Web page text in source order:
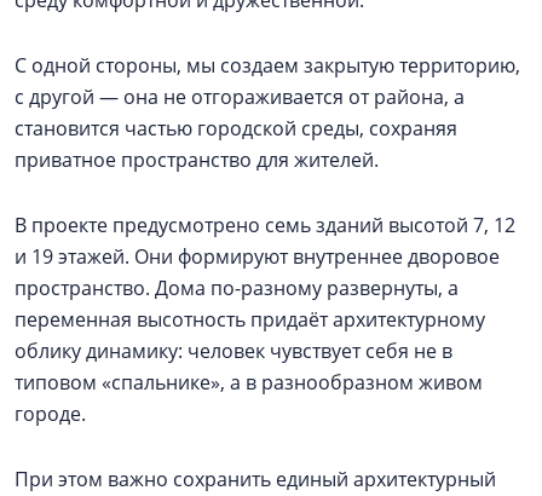
С одной стороны, мы создаем закрытую территорию,
с другой — она не отгораживается от района, а
становится частью городской среды, сохраняя
приватное пространство для жителей.
В проекте предусмотрено семь зданий высотой 7, 12
и 19 этажей. Они формируют внутреннее дворовое
пространство. Дома по-разному развернуты, а
переменная высотность придаёт архитектурному
облику динамику: человек чувствует себя не в
типовом «спальнике», а в разнообразном живом
городе.
При этом важно сохранить единый архитектурный